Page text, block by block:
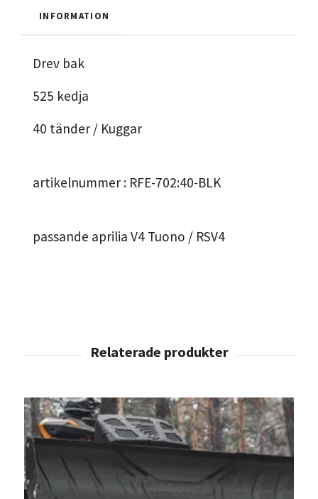
INFORMATION
Drev bak
525 kedja
40 tänder / Kuggar
artikelnummer : RFE-702:40-BLK
passande aprilia V4 Tuono / RSV4